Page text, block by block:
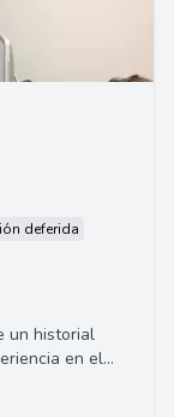
deferida
un historial
en el